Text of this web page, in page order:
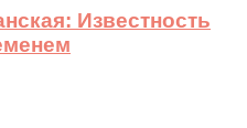
Известность